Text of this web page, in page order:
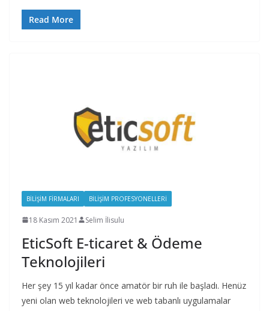
Read More
BILIŞIM FIRMALARI BILIŞIM PROFESYONELLERI
18 Kasım 2021 Selim İlisulu
EticSoft E-ticaret & Ödeme
Teknolojileri
Her şey 15 yıl kadar önce amatör bir ruh ile başladı. Henüz
yeni olan web teknolojileri ve web tabanlı uygulamalar